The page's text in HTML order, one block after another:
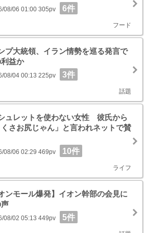
08/06 01:00 305pv 6件
フード
プ大統領、イラン情勢を巡る発言で
利益か
08/04 00:13 225pv 3件
話題
ュレットを使わない女性 彼氏から
くさお尻じゃん」と言われネットで賛
08/06 02:29 469pv 10件
ライフ
ンモール爆発】イオン幹部の会見に
08/02 05:13 449pv 5件